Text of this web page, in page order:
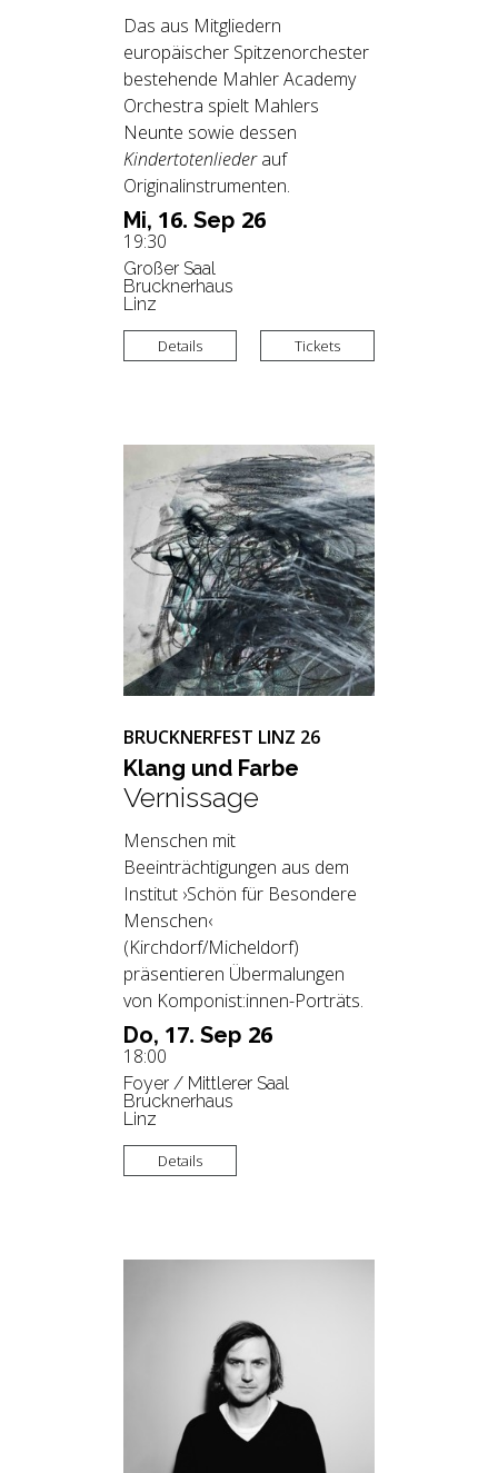
Mi, 16. Sep 26
19:30
Großer Saal
Brucknerhaus
Linz
Das aus Mitgliedern
europäischer Spitzenorchester
bestehende Mahler Academy
Orchestra spielt Mahlers
Neunte sowie dessen
Kindertotenliederauf
Originalinstrumenten.
Details Tickets
Do, 17. Sep 26
18:00
Foyer / Mittlerer Saal
Brucknerhaus
Linz
BRUCKNERFEST LINZ 26
Klang und Farbe
Vernissage
Menschen mit
Beeinträchtigungen aus dem
Institut ›Schön für Besondere
Menschen‹
(Kirchdorf/Micheldorf)
präsentieren Übermalungen
von Komponist:innen-Porträts.
Details